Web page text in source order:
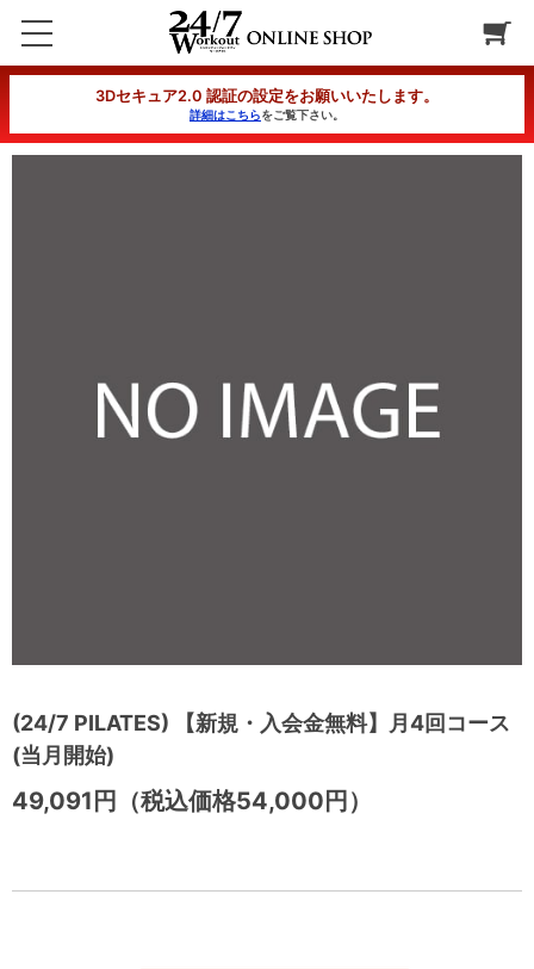
(24/7 PILATES) 【新規・入会金無料】月4回コース(当月開始)
3Dセキュア2.0 認証の設定をお願いいたします。
詳細はこちらをご覧下さい。
(24/7 PILATES) 【新規・入会金無料】月4回コース
(当月開始)
49,091円（税込価格54,000円）